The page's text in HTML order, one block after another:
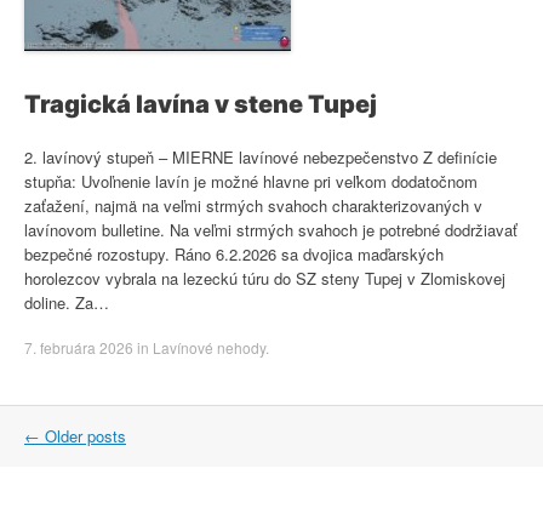
Tragická lavína v stene Tupej
2. lavínový stupeň – MIERNE lavínové nebezpečenstvo Z definície
stupňa: Uvoľnenie lavín je možné hlavne pri veľkom dodatočnom
zaťažení, najmä na veľmi strmých svahoch charakterizovaných v
lavínovom bulletine. Na veľmi strmých svahoch je potrebné dodržiavať
bezpečné rozostupy. Ráno 6.2.2026 sa dvojica maďarských
horolezcov vybrala na lezeckú túru do SZ steny Tupej v Zlomiskovej
doline. Za…
7. februára 2026 in Lavínové nehody.
Post
← Older posts